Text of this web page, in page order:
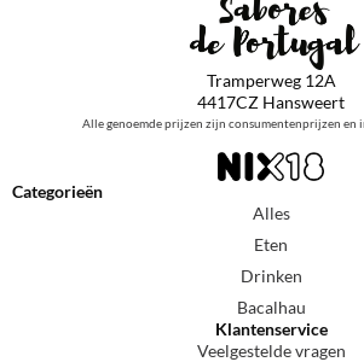
Tramperweg 12A
4417CZ Hansweert
Alle genoemde prijzen zijn consumentenprijzen en
Categorieën
Alles
Eten
Drinken
Bacalhau
Klantenservice
Veelgestelde vragen